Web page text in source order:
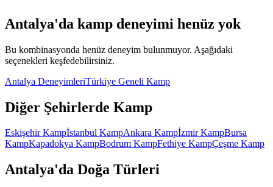
Antalya'da kamp deneyimi henüz yok
Bu kombinasyonda henüz deneyim bulunmuyor. Aşağıdaki
seçenekleri keşfedebilirsiniz.
Antalya DeneyimleriTürkiye Geneli Kamp
Diğer Şehirlerde Kamp
Eskişehir Kampİstanbul KampAnkara Kampİzmir KampBursa
KampKapadokya KampBodrum KampFethiye KampÇeşme Kamp
Antalya'da Doğa Türleri